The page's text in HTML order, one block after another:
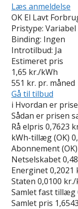
Læs anmeldelse
OK El Lavt
Pristype: Variabel
Binding: Ingen
Introtilbud: Ja
Estimeret pris
1,65 kr./kWh
551 kr. pr. måned
Gå til tilbud
i Hvordan er
Sådan er prisen
Rå elpris 0,7623
kWh-tillæg (OK)
Abonnement (OK)
Netselskabet
Energinet0,2021
Staten 0,0100
Samlet fast tillæg
Samlet pris